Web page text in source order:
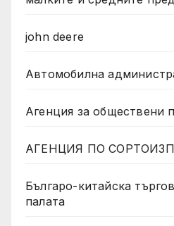
john deere
Автомобилна
Агенция за обществени
АГЕНЦИЯ ПО
Българо-китайска
палата